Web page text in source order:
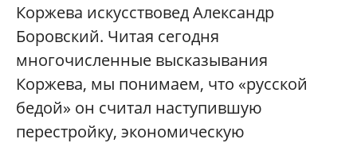
Коржева искусствовед Александр
Боровский. Читая сегодня
многочисленные высказывания
Коржева, мы понимаем, что «русской
бедой» он считал наступившую
перестройку, экономическую